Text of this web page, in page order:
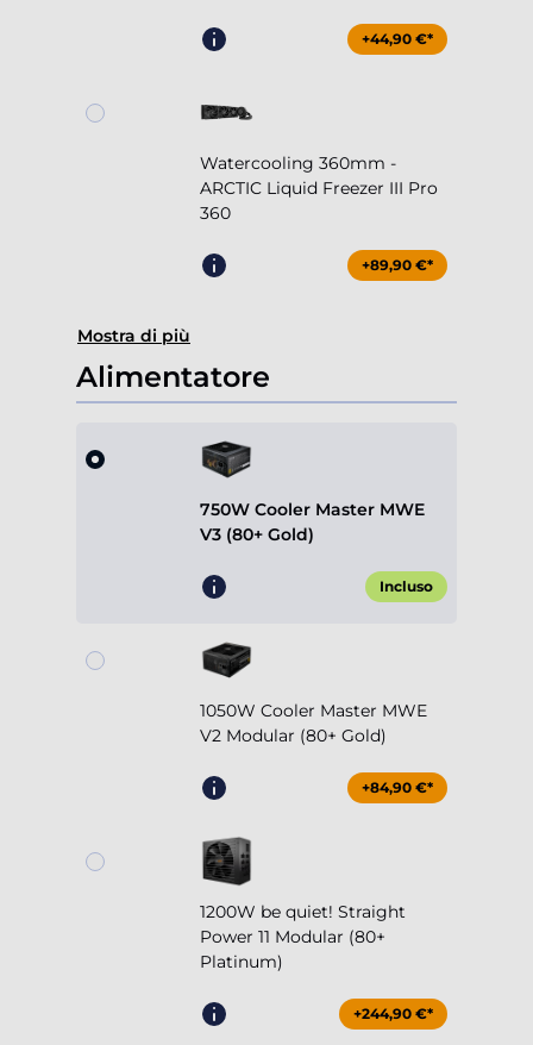
+44,90 €*
Watercooling 360mm -
ARCTIC Liquid Freezer III Pro
360
+89,90 €*
Mostra di più
Alimentatore
750W Cooler Master MWE
V3 (80+ Gold)
Incluso
1050W Cooler Master MWE
V2 Modular (80+ Gold)
+84,90 €*
1200W be quiet! Straight
Power 11 Modular (80+
Platinum)
+244,90 €*